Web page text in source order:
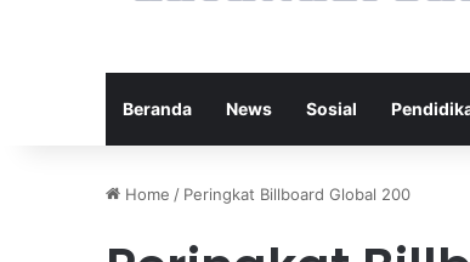
Beranda News Sosial
Home / Peringkat Billboard Global 200